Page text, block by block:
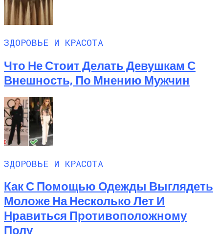
ЗДОРОВЬЕ И КРАСОТА
Что Не Стоит Делать Девушкам С
Внешность, По Мнению Мужчин
ЗДОРОВЬЕ И КРАСОТА
Как С Помощью Одежды Выглядеть
Моложе На Несколько Лет И
Нравиться Противоположному
Полу